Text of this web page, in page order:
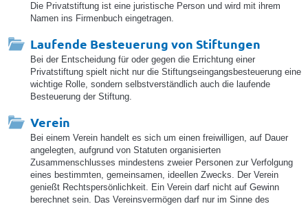
Die Privatstiftung ist eine juristische Person und wird mit ihrem
Namen ins Firmenbuch eingetragen.
Laufende Besteuerung von Stiftungen
Bei der Entscheidung für oder gegen die Errichtung einer
Privatstiftung spielt nicht nur die Stiftungseingangsbesteuerung eine
wichtige Rolle, sondern selbstverständlich auch die laufende
Besteuerung der Stiftung.
Verein
Bei einem Verein handelt es sich um einen freiwilligen, auf Dauer
angelegten, aufgrund von Statuten organisierten
Zusammenschlusses mindestens zweier Personen zur Verfolgung
eines bestimmten, gemeinsamen, ideellen Zwecks. Der Verein
genießt Rechtspersönlichkeit. Ein Verein darf nicht auf Gewinn
berechnet sein. Das Vereinsvermögen darf nur im Sinne des